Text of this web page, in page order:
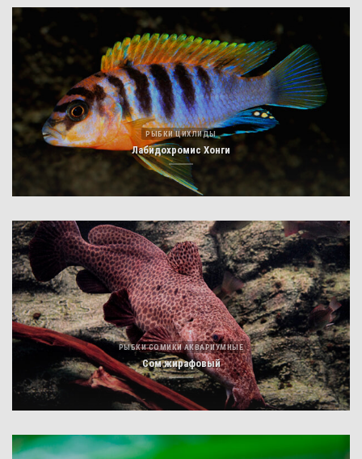
РЫБКИ ЦИХЛИДЫ
Лабидохромис Хонги
РЫБКИ СОМИКИ АКВАРИУМНЫЕ
Сом жирафовый